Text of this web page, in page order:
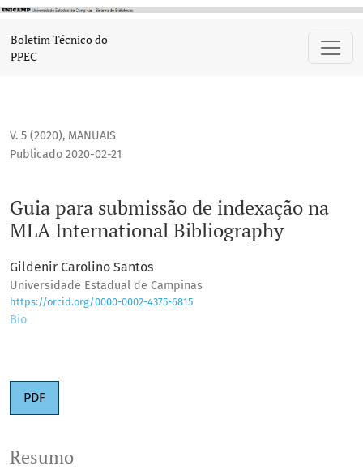
Guia para submissão de indexação na MLA International
Boletim Técnico do
PPEC
V. 5 (2020), MANUAIS
Guia para submissão de indexação na
MLA International Bibliography
Publicado 2020-02-21
Gildenir Carolino Santos
Universidade Estadual de Campinas
https://orcid.org/0000-0002-4375-6815
Bio
PDF
Resumo